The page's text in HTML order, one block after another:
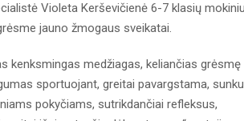
Violeta Kerševičienė 6-7 klasių
jauno žmogaus sveikatai.
kenksmingas medžiagas, keliančias grėsmę
sportuojant, greitai pavargstama, sunku
pokyčiams, sutrikdančiai refleksus,